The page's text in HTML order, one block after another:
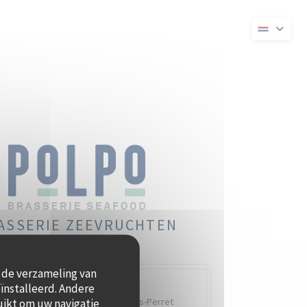
verzameling van
Andere
om uw navigatie
venster))
een nieuw venster))
ZEEVRUCHTEN
Charles Pasqua,92300 Levallois-Perret